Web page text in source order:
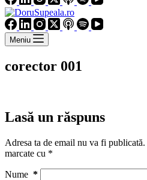
Meniu
corector 001
Lasă un răspuns
Adresa ta de email nu va fi publicată.
marcate cu *
Nume *